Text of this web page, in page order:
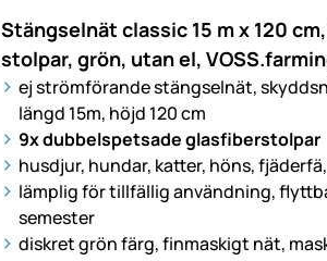
Stängselnät classic 15 m x 120
stolpar, grön, utan el,
ej strömförande stängselnät,
längd 15m, höjd 120 cm
9x dubbelspetsade glasfiberstolpar
husdjur, hundar, katter, höns,
lämplig för tillfällig användning,
semester
diskret grön färg, finmaskigt nät,